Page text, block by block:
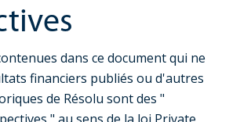
dans ce document qui ne
financiers publiés ou d'autres
de Résolu sont des "